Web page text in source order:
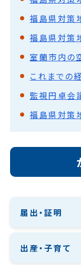
室蘭市内の
届出・証明
出産・子育て